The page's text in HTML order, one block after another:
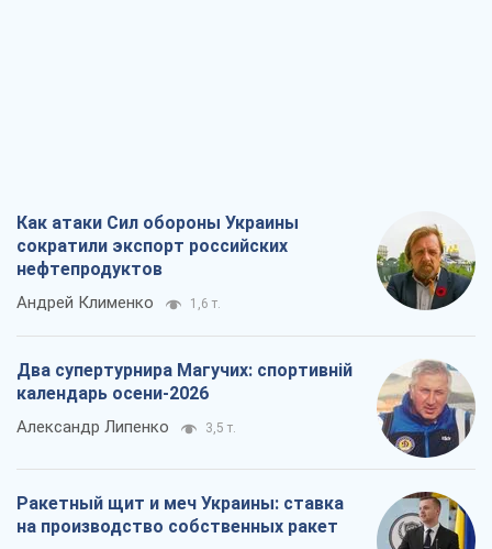
Как атаки Сил обороны Украины
сократили экспорт российских
нефтепродуктов
Андрей Клименко 1,6 т.
Два супертурнира Магучих: спортивній
календарь осени-2026
Александр Липенко 3,5 т.
Ракетный щит и меч Украины: ставка
на производство собственных ракет